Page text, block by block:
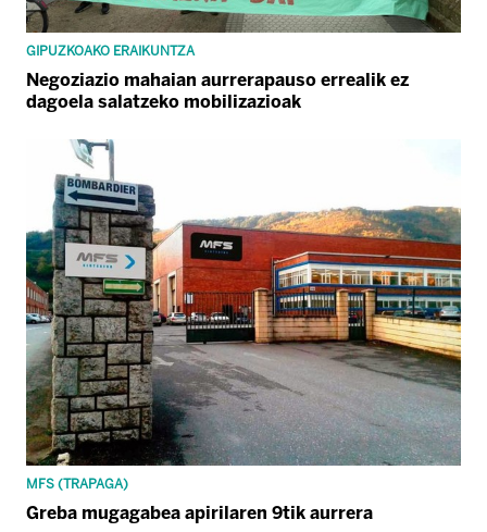
GIPUZKOAKO ERAIKUNTZA
Negoziazio mahaian aurrerapauso errealik ez
dagoela salatzeko mobilizazioak
MFS (TRAPAGA)
Greba mugagabea apirilaren 9tik aurrera